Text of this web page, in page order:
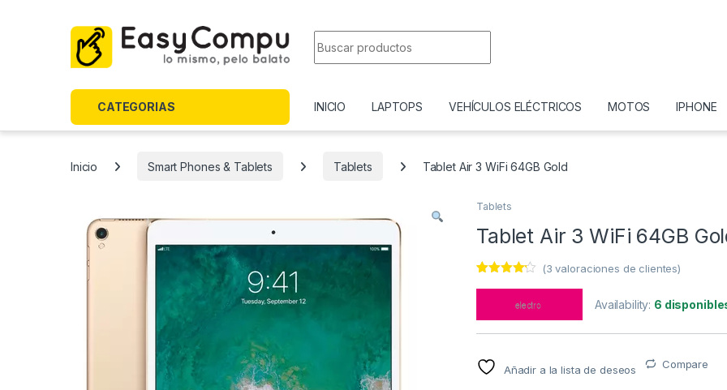
CATEGORIAS INICIO LAPTOPS VEHÍCULOS ELÉCTRICOS MOTOS IPHONE
Inicio Smart Phones & Tablets Tablets Tablet Air 3 WiFi 64GB Gold
Tablets
Tablet Air 3 WiFi 64GB
(3 valoraciones de clientes)
Availability: 6
Añadir a la lista de deseos Compare